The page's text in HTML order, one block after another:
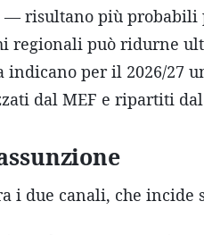
— risultano più
regionali può ridurne
indicano per il 2026/27
dal MEF e ripartiti
i due canali, che incide